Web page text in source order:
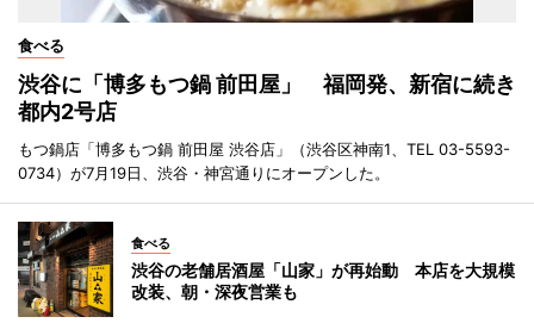
食べる
渋谷に「博多もつ鍋 前田屋」 福岡発、新宿に続き
都内2号店
もつ鍋店「博多もつ鍋 前田屋 渋谷店」（渋谷区神南1、TEL 03-5593-
0734）が7月19日、渋谷・神宮通りにオープンした。
食べる
渋谷の老舗居酒屋「山家」が再始動 本店を大規模
改装、朝・深夜営業も